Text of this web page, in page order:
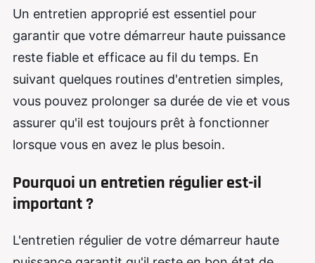
Un entretien approprié est essentiel pour
garantir que votre démarreur haute puissance
reste fiable et efficace au fil du temps. En
suivant quelques routines d'entretien simples,
vous pouvez prolonger sa durée de vie et vous
assurer qu'il est toujours prêt à fonctionner
lorsque vous en avez le plus besoin.
Pourquoi un entretien régulier est-il
important ?
L'entretien régulier de votre démarreur haute